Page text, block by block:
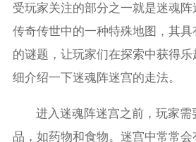
受玩家关注的部分之一就是迷魂
传奇传世中的一种特殊地图，其具
的谜题，让玩家们在探索中获得
细介绍一下迷魂阵迷宫的走法。
进入迷魂阵迷宫之前，玩家
品，如药物和食物。迷宫中常常